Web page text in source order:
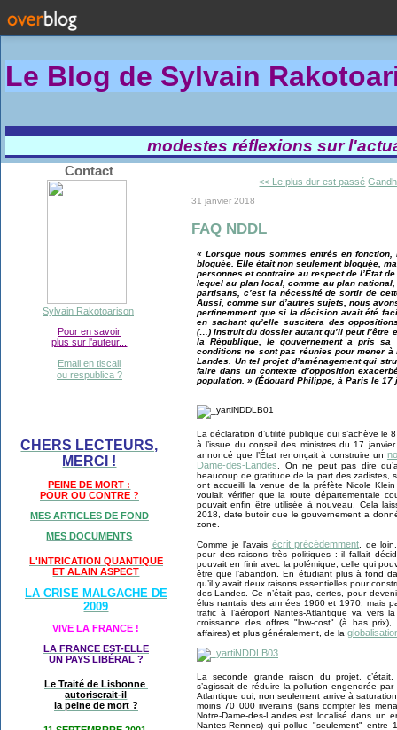
Le Blog de Sylvain Rakotoa
modestes réflexions sur
Contact
Sylvain Rakotoarison
Pour en savoir
plus sur l'auteur...
Email en tiscali
ou respublica ?
CHERS LECTEURS,
MERCI !
PEINE DE MORT :
POUR OU CONTRE ?
MES ARTICLES DE FOND
MES DOCUMENTS
L'INTRICATION QUANTIQUE
ET ALAIN ASPECT
LA CRISE MALGACHE DE
2009
VIVE LA FRANCE !
LA FRANCE EST-ELLE
UN PAYS LIBÉRAL ?
Le Traité de Lisbonne
autoriserait-il
la peine de mort ?
<< Le plus dur est passé
31 janvier 2018
FAQ NDDL
« Lorsque nous sommes entrés en
bloquée. Elle était non seulement bloquée,
personnes et contraire au respect de l’État
lequel au plan local, comme au plan
partisans, c’est la nécessité de sortir de
Aussi, comme sur d’autres sujets, nous
pertinemment que si la décision avait été
en sachant qu’elle suscitera des
(…) Instruit du dossier autant qu’il peut
la République, le gouvernement a pris sa
conditions ne sont pas réunies pour mener à
Landes. Un tel projet d’aménagement qui
faire dans un contexte d’opposition
population. » (Édouard Philippe, à Paris le 17
La déclaration d’utilité publique qui s’achève
à l’issue du conseil des ministres du 17
annoncé que l’État renonçait à construire un
Dame-des-Landes . On ne peut pas dire
beaucoup de gratitude de la part des zadistes,
ont accueilli la venue de la préfète Nicole
voulait vérifier que la route départementale
pouvait enfin être utilisée à nouveau. Cela
2018, date butoir que le gouvernement a
zone.
Comme je l’avais écrit précédemment , de
pour des raisons très politiques : il fallait
pouvait en finir avec la polémique, celle qui
être que l’abandon. En étudiant plus à fond
qu’il y avait deux raisons essentielles pour
des-Landes. Ce n’était pas, certes, pour
élus nantais des années 1960 et 1970, mais
trafic à l’aéroport Nantes-Atlantique va vers
croissance des offres "low-cost" (à bas
affaires) et plus généralement, de la
La seconde grande raison du projet,
s’agissait de réduire la pollution engendrée
Atlantique qui, non seulement arrive à
moins 70 000 riverains (sans compter les
Notre-Dame-des-Landes est localisé dans un
Nantes-Rennes) qui pollue "seulement"